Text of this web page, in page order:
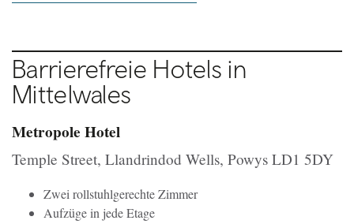
Barrierefreie Hotels in
Mittelwales
Metropole Hotel
Temple Street, Llandrindod Wells, Powys LD1 5DY
Zwei rollstuhlgerechte Zimmer
Aufzüge in jede Etage